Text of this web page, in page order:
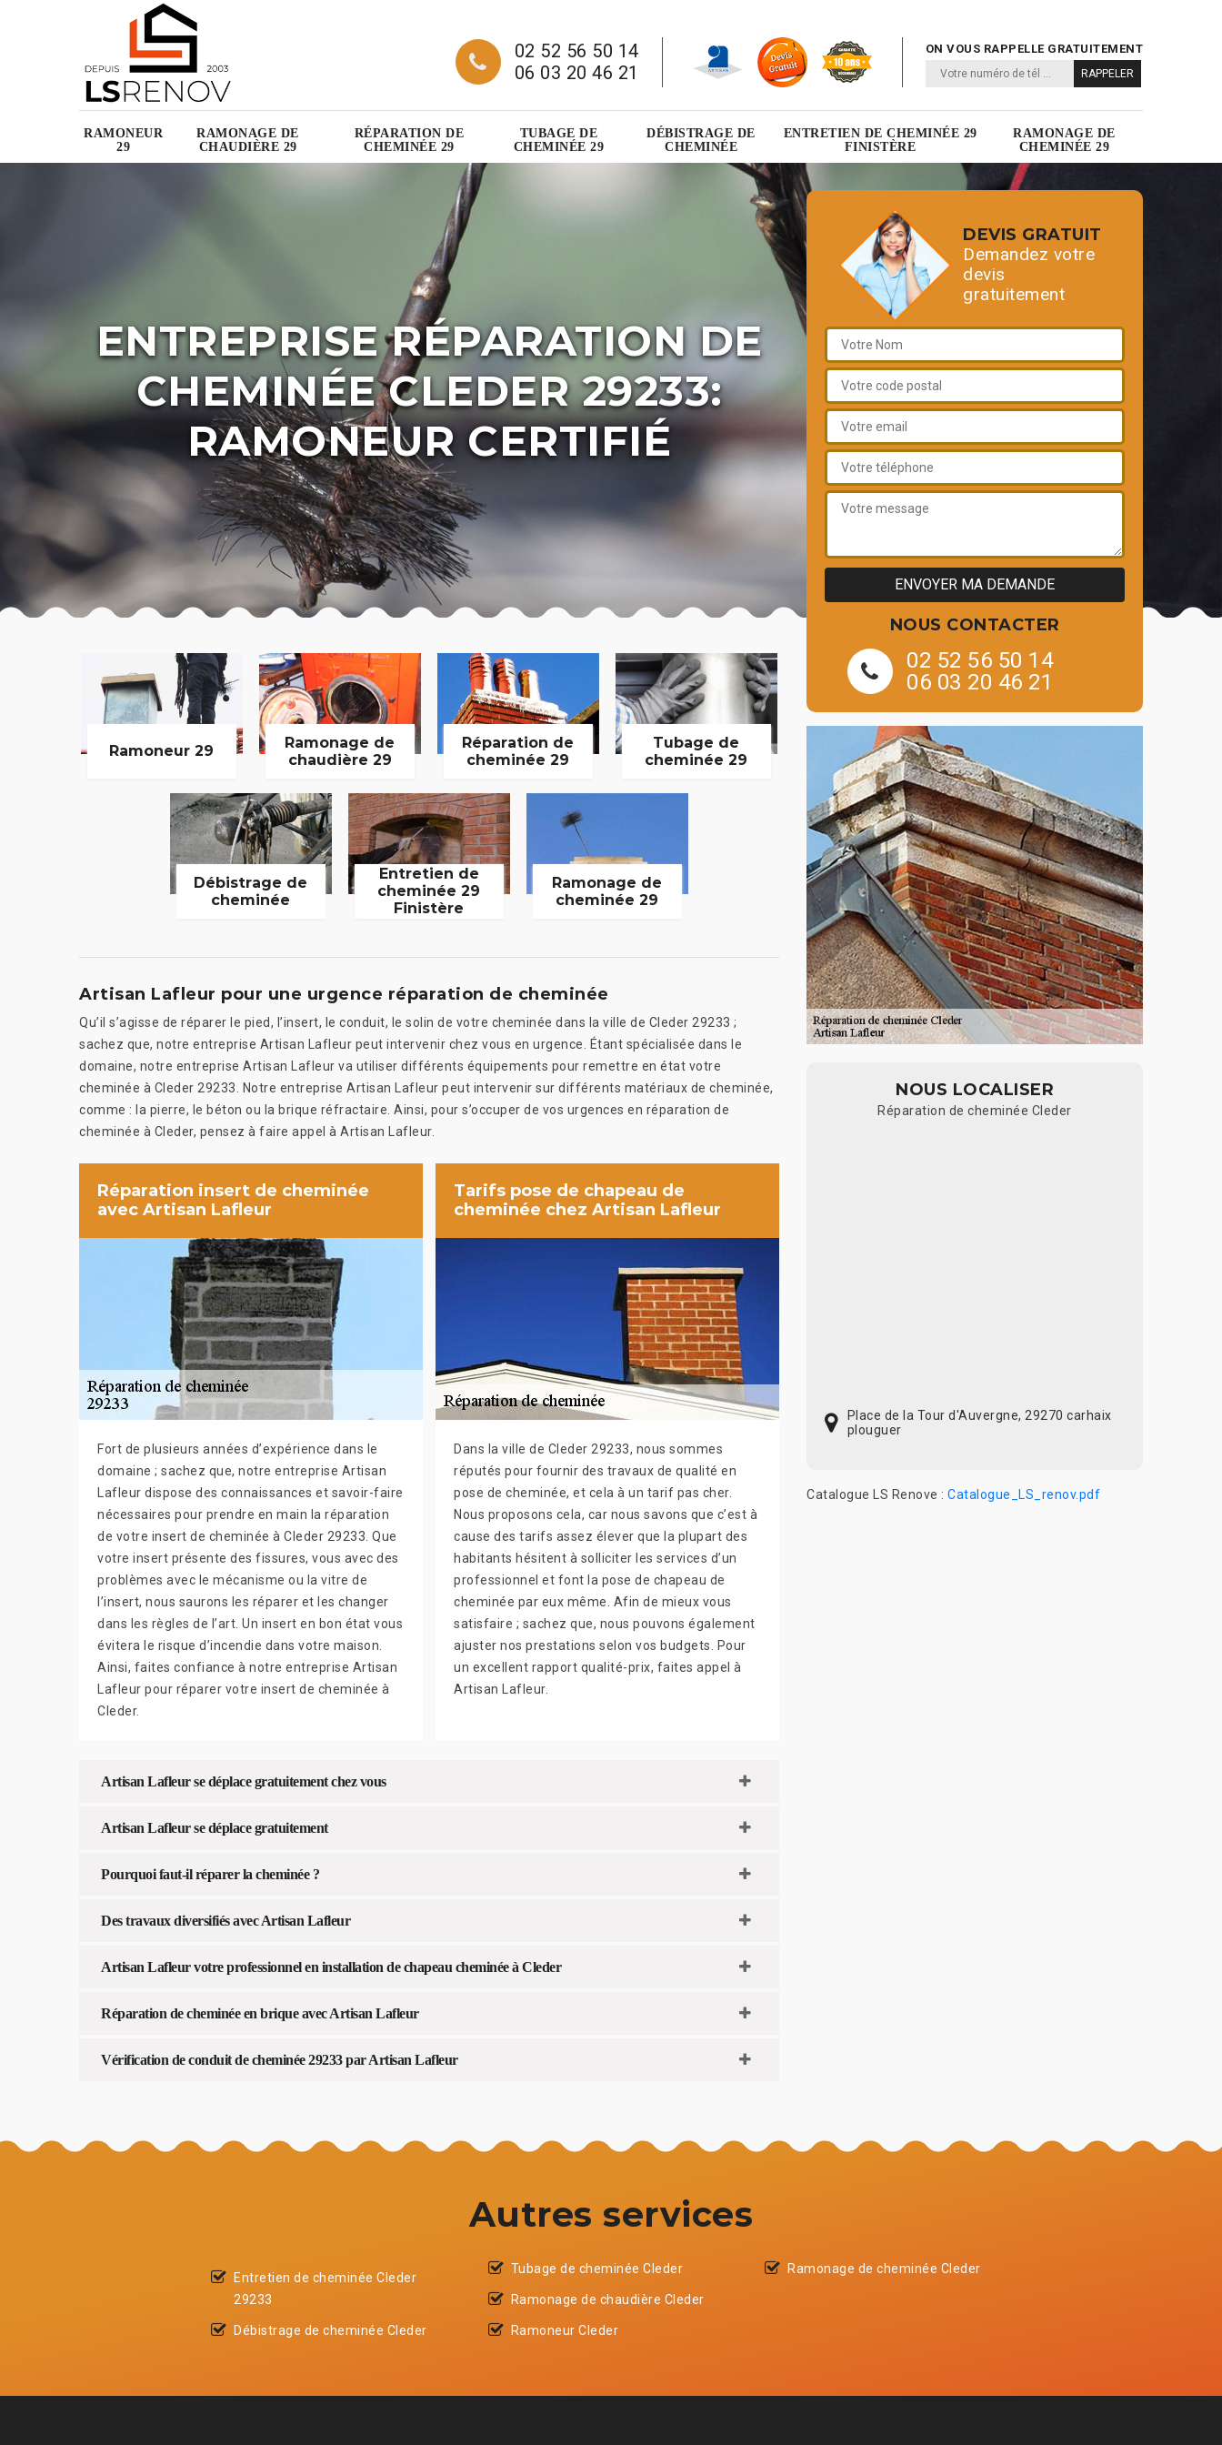
02 52 56 50 14
06 03 20 46 21
ON VOUS RAPPELLE GRATUITEMENT
RAMONEUR
29
RAMONAGE DE
CHAUDIÈRE 29
RÉPARATION DE
CHEMINÉE 29
TUBAGE DE
CHEMINÉE 29
DÉBISTRAGE DE
CHEMINÉE
ENTRETIEN DE CHEMINÉE 29
FINISTÈRE
RAMONAGE DE
CHEMINÉE 29
ENTREPRISE RÉPARATION DE
CHEMINÉE CLEDER 29233:
RAMONEUR CERTIFIÉ
Ramoneur 29
Ramonage de
chaudière 29
Réparation de
cheminée 29
Tubage de
cheminée 29
Débistrage de
cheminée
Entretien de
cheminée 29
Finistère
Ramonage de
cheminée 29
Artisan Lafleur pour une urgence réparation de cheminée
Qu’il s’agisse de réparer le pied, l’insert, le conduit, le solin de votre cheminée dans la ville de Cleder 29233 ;
sachez que, notre entreprise Artisan Lafleur peut intervenir chez vous en urgence. Étant spécialisée dans le
domaine, notre entreprise Artisan Lafleur va utiliser différents équipements pour remettre en état votre
cheminée à Cleder 29233. Notre entreprise Artisan Lafleur peut intervenir sur différents matériaux de cheminée,
comme : la pierre, le béton ou la brique réfractaire. Ainsi, pour s’occuper de vos urgences en réparation de
cheminée à Cleder, pensez à faire appel à Artisan Lafleur.
Réparation insert de cheminée
avec Artisan Lafleur
Fort de plusieurs années d’expérience dans le
domaine ; sachez que, notre entreprise Artisan
Lafleur dispose des connaissances et savoir-faire
nécessaires pour prendre en main la réparation
de votre insert de cheminée à Cleder 29233. Que
votre insert présente des fissures, vous avec des
problèmes avec le mécanisme ou la vitre de
l’insert, nous saurons les réparer et les changer
dans les règles de l’art. Un insert en bon état vous
évitera le risque d’incendie dans votre maison.
Ainsi, faites confiance à notre entreprise Artisan
Lafleur pour réparer votre insert de cheminée à
Cleder.
Tarifs pose de chapeau de
cheminée chez Artisan Lafleur
Dans la ville de Cleder 29233, nous sommes
réputés pour fournir des travaux de qualité en
pose de cheminée, et cela à un tarif pas cher.
Nous proposons cela, car nous savons que c’est à
cause des tarifs assez élever que la plupart des
habitants hésitent à solliciter les services d’un
professionnel et font la pose de chapeau de
cheminée par eux même. Afin de mieux vous
satisfaire ; sachez que, nous pouvons également
ajuster nos prestations selon vos budgets. Pour
un excellent rapport qualité-prix, faites appel à
Artisan Lafleur.
Artisan Lafleur se déplace gratuitement chez vous
Artisan Lafleur se déplace gratuitement
Pourquoi faut-il réparer la cheminée ?
Des travaux diversifiés avec Artisan Lafleur
Artisan Lafleur votre professionnel en installation de chapeau cheminée à Cleder
Réparation de cheminée en brique avec Artisan Lafleur
Vérification de conduit de cheminée 29233 par Artisan Lafleur
DEVIS GRATUIT
Demandez votre
devis
gratuitement
NOUS CONTACTER
02 52 56 50 14
06 03 20 46 21
NOUS LOCALISER
Réparation de cheminée Cleder
Place de la Tour d'Auvergne, 29270 carhaix
plouguer
Catalogue LS Renove : Catalogue_LS_renov.pdf
Autres services
Entretien de cheminée Cleder
29233
Débistrage de cheminée Cleder
Tubage de cheminée Cleder
Ramonage de chaudière Cleder
Ramoneur Cleder
Ramonage de cheminée Cleder